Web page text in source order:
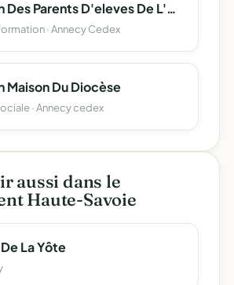
Association Des Parents D'eleves De L'enseignement Libre (Apel) Du Departement De La Haute-Savoie
· Annecy Cedex
Maison Du Diocèse
· Annecy cedex
aussi dans le
Haute-Savoie
La Yôte